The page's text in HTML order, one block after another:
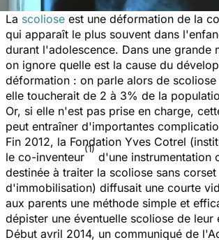
La scoliose est une déformation de la
qui apparaît le plus souvent dans
durant l'adolescence. Dans une grande
on ignore quelle est la cause du
déformation : on parle alors de
elle toucherait de 2 à 3% de la
Or, si elle n'est pas prise en charge,
peut entraîner d'importantes
Fin 2012, la Fondation Yves Cotrel
le co-inventeur
(1)
d'une instrumentation
destinée à traiter la scoliose sans corset
d'immobilisation) diffusait une courte
aux parents une méthode simple et
dépister une éventuelle scoliose de leur
Début avril 2014, un communiqué de